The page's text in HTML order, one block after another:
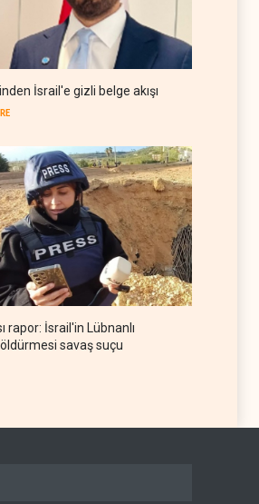
yeni düzen için son
aşamada
İRAN 06 Ağustos 2026
Rusya, Hindistan'a ulaşmak
için yeni güzergah arıyor
İsrail'e gizli belge akışı
rapor: İsrail'in Lübnanlı
savaş suçu